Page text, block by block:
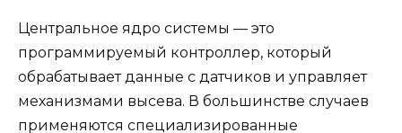
Центральное ядро системы — это
программируемый контроллер, который
обрабатывает данные с датчиков и управляет
механизмами высева. В большинстве случаев
применяются специализированные